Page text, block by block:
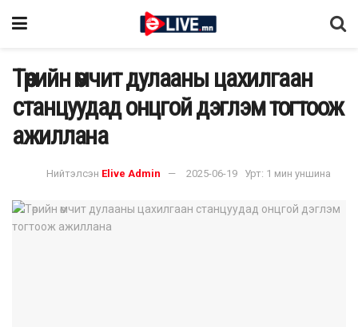
Төрийн өмчит дулааны цахилгаан
станцуудад онцгой дэглэм тогтоож
ажиллана
Нийтэлсэн Elive Admin 2025-06-19 Урт: 1 мин уншина